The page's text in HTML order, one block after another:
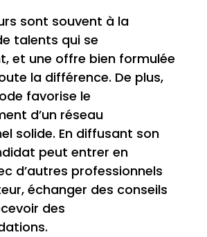
sont souvent à la
talents qui se
et une offre bien formulée
la différence. De plus,
favorise le
d’un réseau
solide. En diffusant son
peut entrer en
d’autres professionnels
échanger des conseils
des